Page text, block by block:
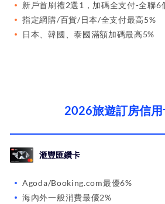
新戶首刷禮2選1，加碼全支付-全聯6
指定網購/百貨/日本/全支付最高5%
日本、韓國、泰國滿額加碼最高5%
2026旅遊訂房信
滙豐匯鑽卡
Agoda/Booking.com最優6%
海內外一般消費最優2%